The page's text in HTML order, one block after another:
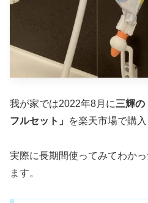
我が家では2022年8月に三輝の
フルセット」
を楽天市場で購入
実際に長期間使ってみてわか
ます。